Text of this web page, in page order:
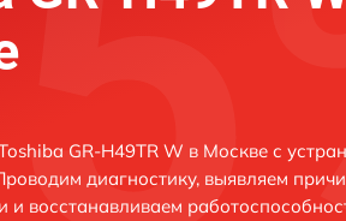
GR-H49TR W в Москве с
диагностику, выявляем
и восстанавливаем